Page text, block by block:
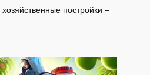
постройки –